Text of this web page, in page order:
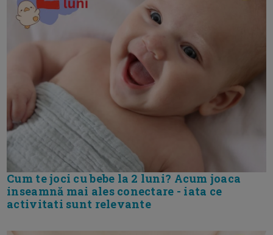
Cum te joci cu bebe la 2 luni? Acum joaca
inseamnă mai ales conectare - iata ce
activitati sunt relevante